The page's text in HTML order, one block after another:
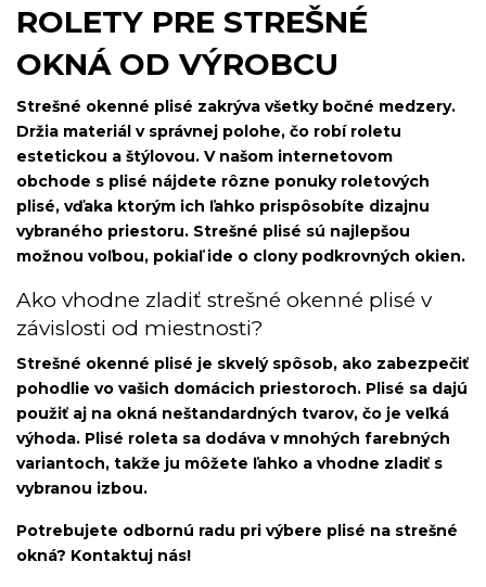
ROLETY PRE STREŠNÉ
OKNÁ OD VÝROBCU
Strešné okenné plisé zakrýva všetky bočné medzery.
Držia materiál v správnej polohe, čo robí roletu
estetickou a štýlovou. V našom internetovom
obchode s plisé nájdete rôzne ponuky roletových
plisé, vďaka ktorým ich ľahko prispôsobíte dizajnu
vybraného priestoru. Strešné plisé sú najlepšou
možnou voľbou, pokiaľ ide o clony podkrovných okien.
Ako vhodne zladiť strešné okenné plisé v
závislosti od miestnosti?
Strešné okenné plisé je skvelý spôsob, ako zabezpečiť
pohodlie vo vašich domácich priestoroch. Plisé sa dajú
použiť aj na okná neštandardných tvarov, čo je veľká
výhoda. Plisé roleta sa dodáva v mnohých farebných
variantoch, takže ju môžete ľahko a vhodne zladiť s
vybranou izbou.
Potrebujete odbornú radu pri výbere plisé na strešné
okná? Kontaktuj nás!